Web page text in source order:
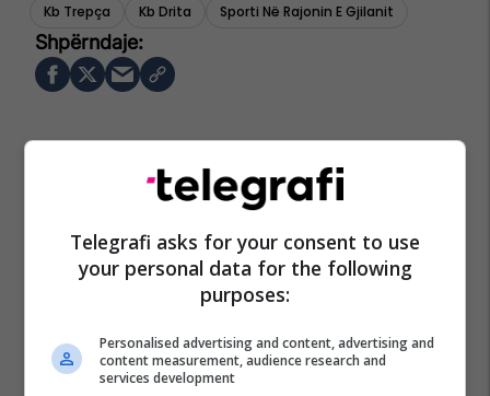
Kb Trepça Kb Drita Sporti Në Rajonin E Gjilanit
Telegrafi asks for your consent to use
your personal data for the following
purposes:
Personalised advertising and content, advertising and
content measurement, audience research and
services development